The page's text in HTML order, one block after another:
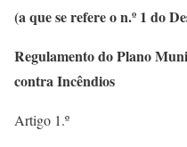
(a que se refere o n.º 1 do
Regulamento do Plano
contra Incêndios
Artigo 1.º